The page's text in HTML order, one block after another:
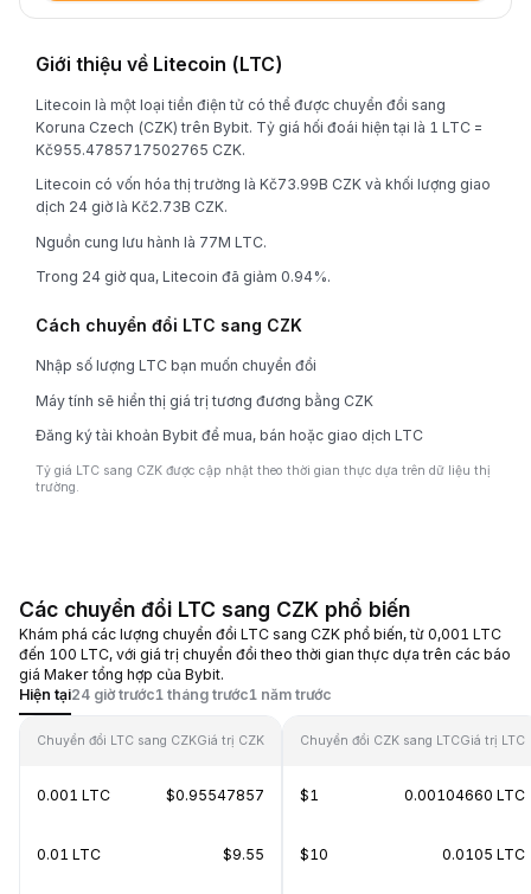
Giới thiệu về Litecoin (LTC)
Litecoin là một loại tiền điện tử có thể được chuyển đổi sang
Koruna Czech (CZK) trên Bybit. Tỷ giá hối đoái hiện tại là 1 LTC =
Kč955.4785717502765 CZK.
Litecoin có vốn hóa thị trường là Kč73.99B CZK và khối lượng giao
dịch 24 giờ là Kč2.73B CZK.
Nguồn cung lưu hành là 77M LTC.
Trong 24 giờ qua, Litecoin đã giảm 0.94%.
Cách chuyển đổi LTC sang CZK
Nhập số lượng LTC bạn muốn chuyển đổi
Máy tính sẽ hiển thị giá trị tương đương bằng CZK
Đăng ký tài khoản Bybit để mua, bán hoặc giao dịch LTC
Tỷ giá LTC sang CZK được cập nhật theo thời gian thực dựa trên dữ liệu thị
trường.
Các chuyển đổi LTC sang CZK phổ biến
Khám phá các lượng chuyển đổi LTC sang CZK phổ biến, từ 0,001 LTC
đến 100 LTC, với giá trị chuyển đổi theo thời gian thực dựa trên các báo
giá Maker tổng hợp của Bybit.
Hiện tại24 giờ trước1 tháng trước1 năm trước
Chuyển đổi LTC sang CZKGiá trị CZK
0.001 LTC $0.95547857
0.01 LTC $9.55
Chuyển đổi CZK sang LTCGiá trị LTC
$1 0.00104660 LTC
$10 0.0105 LTC